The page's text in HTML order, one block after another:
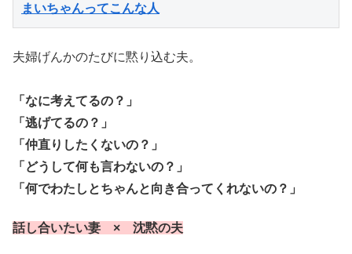
まいちゃんってこんな人
夫婦げんかのたびに黙り込む夫。
「なに考えてるの？」
「逃げてるの？」
「仲直りしたくないの？」
「どうして何も言わないの？」
「何でわたしとちゃんと向き合ってくれないの？」
話し合いたい妻 × 沈黙の夫